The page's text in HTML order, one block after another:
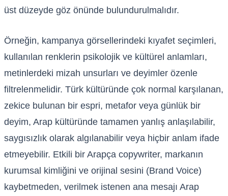
üst düzeyde göz önünde bulundurulmalıdır.
Örneğin, kampanya görsellerindeki kıyafet seçimleri,
kullanılan renklerin psikolojik ve kültürel anlamları,
metinlerdeki mizah unsurları ve deyimler özenle
filtrelenmelidir. Türk kültüründe çok normal karşılanan,
zekice bulunan bir espri, metafor veya günlük bir
deyim, Arap kültüründe tamamen yanlış anlaşılabilir,
saygısızlık olarak algılanabilir veya hiçbir anlam ifade
etmeyebilir. Etkili bir Arapça copywriter, markanın
kurumsal kimliğini ve orijinal sesini (Brand Voice)
kaybetmeden, verilmek istenen ana mesajı Arap